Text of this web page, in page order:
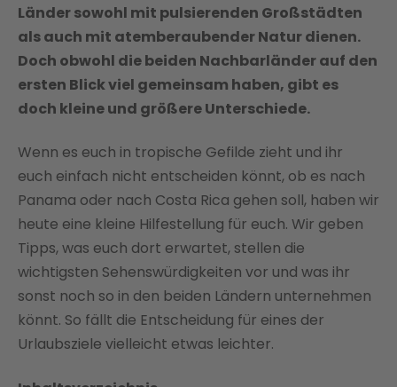
Länder sowohl mit pulsierenden Großstädten
als auch mit atemberaubender Natur dienen.
Doch obwohl die beiden Nachbarländer auf den
ersten Blick viel gemeinsam haben, gibt es
doch kleine und größere Unterschiede.
Wenn es euch in tropische Gefilde zieht und ihr
euch einfach nicht entscheiden könnt, ob es nach
Panama oder nach Costa Rica gehen soll, haben wir
heute eine kleine Hilfestellung für euch. Wir geben
Tipps, was euch dort erwartet, stellen die
wichtigsten Sehenswürdigkeiten vor und was ihr
sonst noch so in den beiden Ländern unternehmen
könnt. So fällt die Entscheidung für eines der
Urlaubsziele vielleicht etwas leichter.